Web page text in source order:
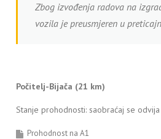
Zbog izvođenja radova na
vozila je preusmjeren u
Počitelj-Bijača (21 km)
Stanje prohodnosti: saobraćaj se
Prohodnost na A1